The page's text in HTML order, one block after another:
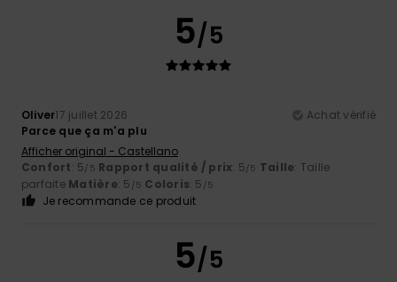
5/5
Oliver17 juillet 2026
Achat vérifié
Parce que ça m'a plu
Afficher original - Castellano
Confort: 5/5 Rapport qualité / prix: 5/5 Taille: Taille
parfaite Matière: 5 /5 Coloris: 5 /5
Je recommande ce produit
5/5